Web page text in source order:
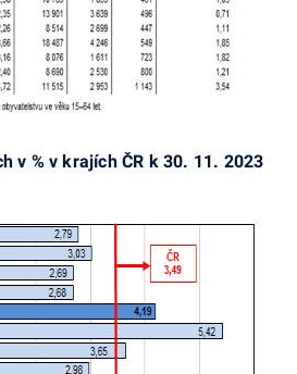
v % v krajích ČR k 30. 11. 2023